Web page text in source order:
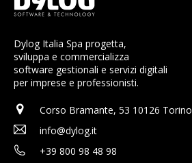
Dylog Italia Spa progetta,
sviluppa e commercializza
software gestionali e servizi digitali
per imprese e professionisti.
Corso Bramante, 53 10126 Torino
info@dylog.it
+39 800 98 48 98